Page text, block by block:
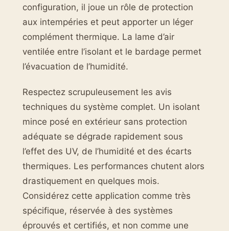
configuration, il joue un rôle de protection
aux intempéries et peut apporter un léger
complément thermique. La lame d’air
ventilée entre l’isolant et le bardage permet
l’évacuation de l’humidité.
Respectez scrupuleusement les avis
techniques du système complet. Un isolant
mince posé en extérieur sans protection
adéquate se dégrade rapidement sous
l’effet des UV, de l’humidité et des écarts
thermiques. Les performances chutent alors
drastiquement en quelques mois.
Considérez cette application comme très
spécifique, réservée à des systèmes
éprouvés et certifiés, et non comme une